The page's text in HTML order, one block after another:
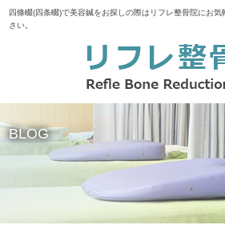
四條畷(四条畷)で美容鍼をお探しの際はリフレ整骨院にお
さい。
BLOG